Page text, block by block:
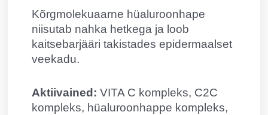
Kõrgmolekuaarne hüaluroonhape
niisutab nahka hetkega ja loob
kaitsebarjääri takistades epidermaalset
veekadu.
Aktiivained: VITA C kompleks, C2C
kompleks, hüaluroonhappe kompleks,